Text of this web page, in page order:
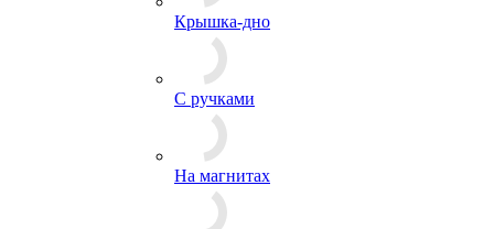
Крышка-дно
С ручками
На магнитах